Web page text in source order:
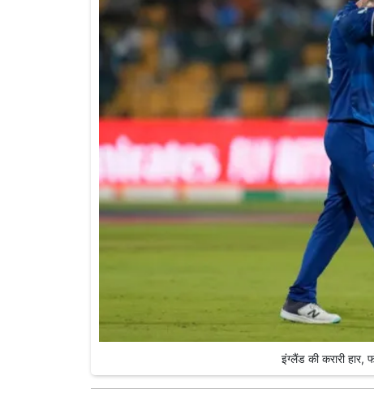
इंग्लैंड की करारी हार,